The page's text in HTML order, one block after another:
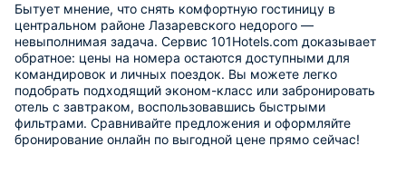
Бытует мнение, что снять комфортную гостиницу в
центральном районе Лазаревского недорого —
невыполнимая задача. Сервис 101Hotels.com доказывает
обратное: цены на номера остаются доступными для
командировок и личных поездок. Вы можете легко
подобрать подходящий эконом-класс или забронировать
отель с завтраком, воспользовавшись быстрыми
фильтрами. Сравнивайте предложения и оформляйте
бронирование онлайн по выгодной цене прямо сейчас!